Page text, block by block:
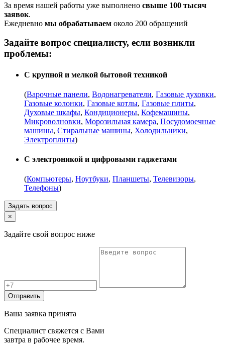
За время нашей работы уже выполнено свыше 100 тысяч
заявок.
Ежедневно мы обрабатываем около 200 обращений
Задайте вопрос специалисту, если возникли
проблемы:
С крупной и мелкой бытовой техникой
(Варочные панели, Водонагреватели, Газовые духовки,
Газовые колонки, Газовые котлы, Газовые плиты,
Духовые шкафы, Кондиционеры, Кофемашины,
Микроволновки, Морозильная камера, Посудомоечные
машины, Стиральные машины, Холодильники,
Электроплиты)
С электроникой и цифровыми гаджетами
(Компьютеры, Ноутбуки, Планшеты, Телевизоры,
Телефоны)
Задать вопрос
×
Задайте свой вопрос ниже
Отправить
Ваша заявка принята
Специалист свяжется с Вами
завтра в рабочее время.